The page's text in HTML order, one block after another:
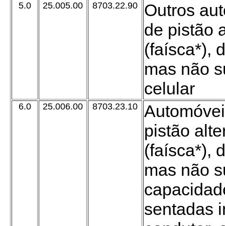
5.0 25.005.00 8703.22.90
Outros
de pistão
(faísca*),
mas não
celular
6.0 25.006.00 8703.23.10
pistão
(faísca*),
mas não
sentadas